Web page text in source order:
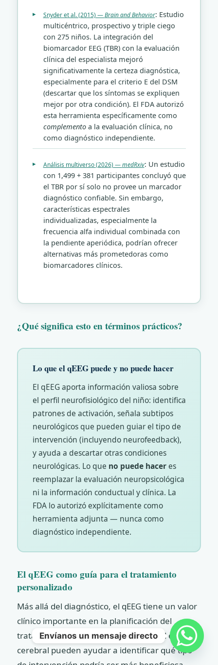
Snyder et al. (2015) —Brain and Behavior: Estudio
multicéntrico, prospectivo y triple ciego
con 275 niños. La integración del
biomarcador EEG (TBR) con la evaluación
clínica del especialista mejoró
significativamente la certeza diagnóstica,
especialmente para el criterio E del DSM
(descartar que los síntomas se expliquen
mejor por otra condición). El FDA autorizó
esta herramienta específicamente como
complementoa la evaluación clínica, no
como diagnóstico independiente.
Análisis multiverso (2026) —medRxiv: Un estudio
con 1,499 + 381 participantes concluyó que
el TBR por sí solo no provee un marcador
diagnóstico confiable. Sin embargo,
características espectrales
individualizadas, especialmente la
frecuencia alfa individual combinada con
la pendiente aperiódi­ca, podrían ofrecer
alternativas más prometedoras como
biomarcadores clínicos.
¿Qué significa esto en términos prácticos?
Lo que el qEEG puede y no puede hacer
El qEEG aporta información valiosa sobre
el perfil neurofisiológico del niño: identifica
patrones de activación, señala subtipos
neurológicos que pueden guiar el tipo de
intervención (incluyendo neurofeedback),
y ayuda a descartar otras condiciones
neurológicas. Lo que no puede haceres
reemplazar la evaluación neuropsicológica
ni la información conductual y clínica. La
FDA lo autorizó explícitamente como
herramienta adjunta — nunca como
diagnóstico independiente.
El qEEG como guía para el tratamiento
personalizado
Más allá del diagnóstico, el qEEG tiene un valor
clínico importante en la planificación del
tratamiento. Los patrones de actividad eléctrica
cerebral pueden ayudar a identificar qué tipo
Envíanos un mensaje directo